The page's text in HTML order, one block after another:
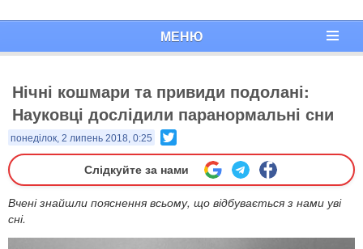
МЕНЮ
Нічні кошмари та привиди подолані:
Науковці дослідили паранормальні сни
понеділок, 2 липень 2018, 0:25
Слідкуйте за нами
Вчені знайшли пояснення всьому, що відбувається з нами уві
сні.